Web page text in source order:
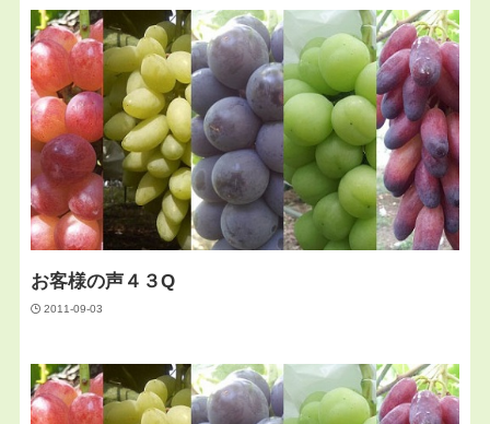
お客様の声４３Q
2011-09-03